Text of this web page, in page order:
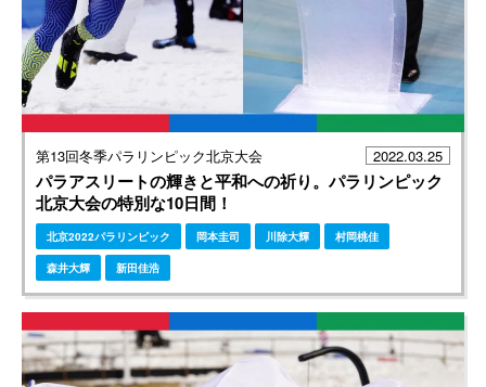
第13回冬季パラリンピック北京大会 2022.03.25
パラアスリートの輝きと平和への祈り。パラリンピック
北京大会の特別な10日間！
北京2022パラリンピック 岡本圭司 川除大輝 村岡桃佳
森井大輝 新田佳浩